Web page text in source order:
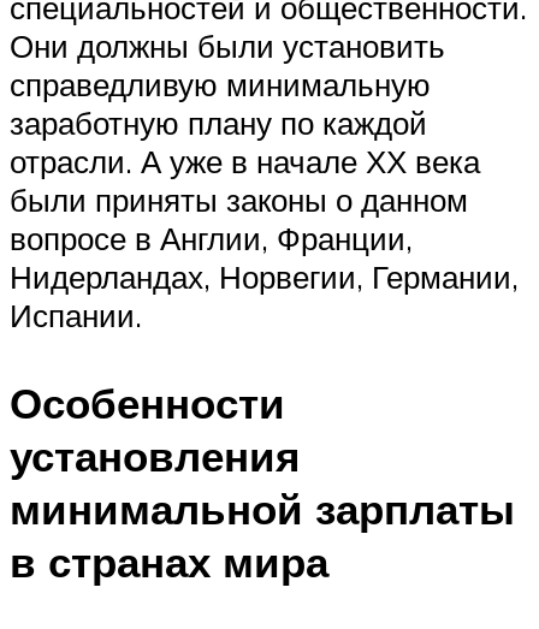
Они должны были установить
справедливую минимальную
заработную плану по каждой
отрасли. А уже в начале ХХ века
были приняты законы о данном
вопросе в Англии, Франции,
Нидерландах, Норвегии, Германии,
Испании.
Особенности
установления
минимальной зарплаты
в странах мира